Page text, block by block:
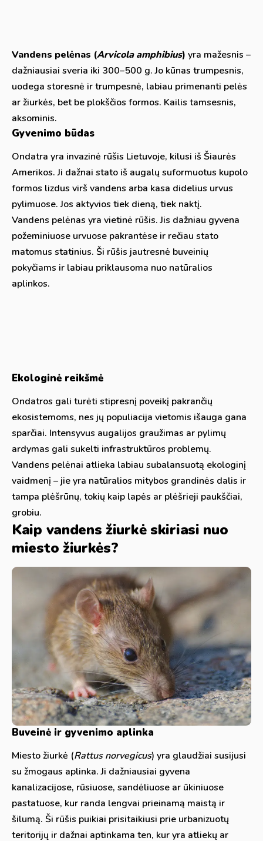
Vandens pelėnas (Arvicola amphibius) yra mažesnis –
dažniausiai sveria iki 300–500 g. Jo kūnas trumpesnis,
uodega storesnė ir trumpesnė, labiau primenanti pelės
ar žiurkės, bet be plokščios formos. Kailis tamsesnis,
aksominis.
Gyvenimo būdas
Ondatra yra invazinė rūšis Lietuvoje, kilusi iš Šiaurės
Amerikos. Ji dažnai stato iš augalų suformuotus kupolo
formos lizdus virš vandens arba kasa didelius urvus
pylimuose. Jos aktyvios tiek dieną, tiek naktį.
Vandens pelėnas yra vietinė rūšis. Jis dažniau gyvena
požeminiuose urvuose pakrantėse ir rečiau stato
matomus statinius. Ši rūšis jautresnė buveinių
pokyčiams ir labiau priklausoma nuo natūralios
aplinkos.
Ekologinė reikšmė
Ondatros gali turėti stipresnį poveikį pakrančių
ekosistemoms, nes jų populiacija vietomis išauga gana
sparčiai. Intensyvus augalijos graužimas ar pylimų
ardymas gali sukelti infrastruktūros problemų.
Vandens pelėnai atlieka labiau subalansuotą ekologinį
vaidmenį – jie yra natūralios mitybos grandinės dalis ir
tampa plėšrūnų, tokių kaip lapės ar plėšrieji paukščiai,
grobiu.
Kaip vandens žiurkė skiriasi nuo
miesto žiurkės?
Buveinė ir gyvenimo aplinka
Miesto žiurkė (Rattus norvegicus) yra glaudžiai susijusi
su žmogaus aplinka. Ji dažniausiai gyvena
kanalizacijose, rūsiuose, sandėliuose ar ūkiniuose
pastatuose, kur randa lengvai prieinamą maistą ir
šilumą. Ši rūšis puikiai prisitaikiusi prie urbanizuotų
teritorijų ir dažnai aptinkama ten, kur yra atliekų ar